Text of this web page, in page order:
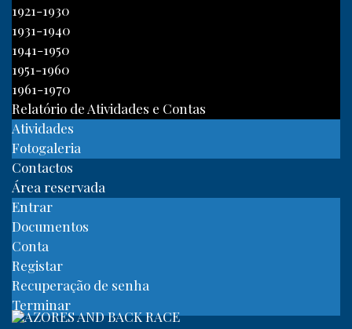
1921-1930
1931-1940
1941-1950
1951-1960
1961-1970
Relatório de Atividades e Contas
Atividades
Fotogaleria
Contactos
Área reservada
Entrar
Documentos
Conta
Registar
Recuperação de senha
Terminar